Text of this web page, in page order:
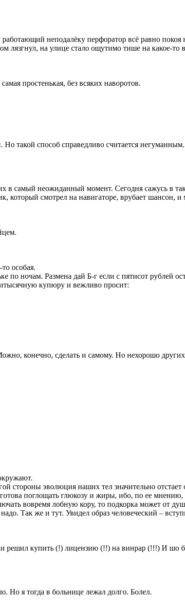
неподалёку перфоратор всё равно
лязгнул, на улице стало ощутимо тише на какое-то
простенькая, без всяких наворотов.
такой способ справедливо считается
в самый неожиданный момент. Сегодня сажусь в
который смотрел на навигаторе, врубает шансон, и
особая.
по ночам. Размена дай Б-г если с пятисот рублей
купюру и вежливо просит:
конечно, сделать и самому. Но нехорошо
стороны эволюция наших тел значительно
поглощать глюкозу и жиры, ибо, по ее мнению,
вовремя лобную кору, то подкорка может от
Так же и тут. Увидел образ человеческий –
решил купить (!) лицензию (!!) на винрар (!!!) И шо
Но я тогда в больнице лежал долго. Болел.